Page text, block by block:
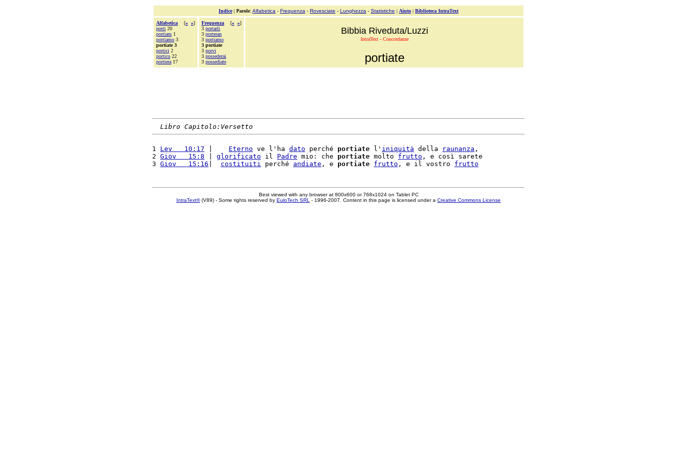
Indice| Parole: Alfabetica - Frequenza - Rovesciate - Lunghezza - Statistiche | Aiuto | Biblioteca IntraText
Alfabetica [« »]
porti 20
portiam 1
portiamo 3
portiate 3
portici 2
portico 22
portiera 17
Frequenza [« »]
3 portarli
3 porteran
3 portiamo
3 portiate
3 porvi
3 possederai
3 possediate
Bibbia Riveduta/Luzzi
IntraText - Concordanze
portiate
Libro Capitolo:Versetto
1 Lev   10:17 Eterno ve l'ha dato perché portiate l' iniquità della raunanza ,
2 Giov   15:8 glorificato il Padre mio: che portiate molto frutto , e così sarete
3 Giov   15:16 costituiti perché andiate , e portiate frutto , e il vostro frutto
Best viewed with any browser at 800x600 or 768x1024 on Tablet PC
IntraText®(V89) - Some rights reserved by EuloTech SRL - 1996-2007. Content in this page is licensed under a Creative Commons License